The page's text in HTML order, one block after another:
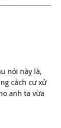
nói này là,
cách cư xử
anh ta vừa